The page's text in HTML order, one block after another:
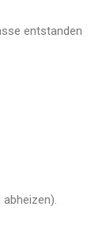
entstanden